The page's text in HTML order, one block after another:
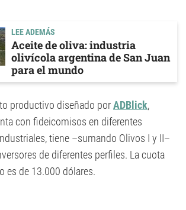
LEE ADEMÁS
Aceite de oliva: industria
olivícola argentina de San Juan
para el mundo
productivo diseñado porADBlick,
con fideicomisos en diferentes
tiene –sumando Olivos I y II–
de diferentes perfiles. La cuota
es de 13.000 dólares.